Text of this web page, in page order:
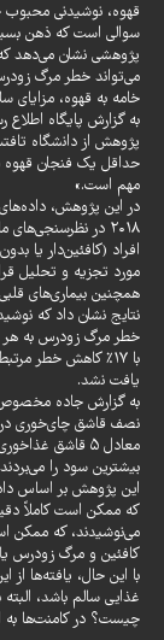
قهوه، نوشیدنی محبوب
سوالی است که ذهن
پژوهشی نشان می‌دهد
می‌تواند خطر مرگ
خامه به قهوه، مزایای
به گزارش پایگاه
پژوهش از دانشگاه
حداقل یک فنجان قهوه
مهم است.»
۲۰۱۸ در
افراد (کافئین‌دار یا
مورد تجزیه و تحلیل
همچنین بیماری‌های
خطر مرگ زودرس به هر
با ۱۷٪ کاهش خطر
یافت نشد.
به گزارش جاده
بیشترین سود را
این پژوهش بر اساس
که ممکن است کاملاً
می‌نوشیدند، که ممکن
کافئین و مرگ زودرس
با این حال، یافته‌ها
غذایی سالم باشد،
چیست؟ در کامنت‌ها به